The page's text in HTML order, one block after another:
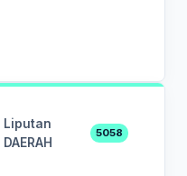
Liputan
DAERAH
5058